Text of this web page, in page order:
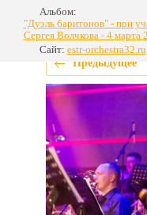
Альбом:
"Дуэль баритонов" - при
Сергея Волчкова - 4 марта
Сайт: estr-orchestra32.ru
Предыдущее